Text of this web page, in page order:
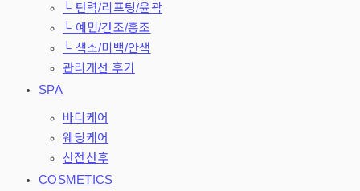
└ 탄력/리프팅/윤곽
└ 예민/건조/홍조
└ 색소/미백/안색
관리개선 후기
SPA
바디케어
웨딩케어
산전산후
COSMETICS